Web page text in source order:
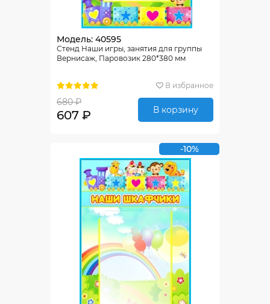
Модель: 40595
Стенд Наши игры, занятия для группы
Вернисаж, Паровозик 280*380 мм
В избранное
680 ₽
607 ₽ В корзину
-10%